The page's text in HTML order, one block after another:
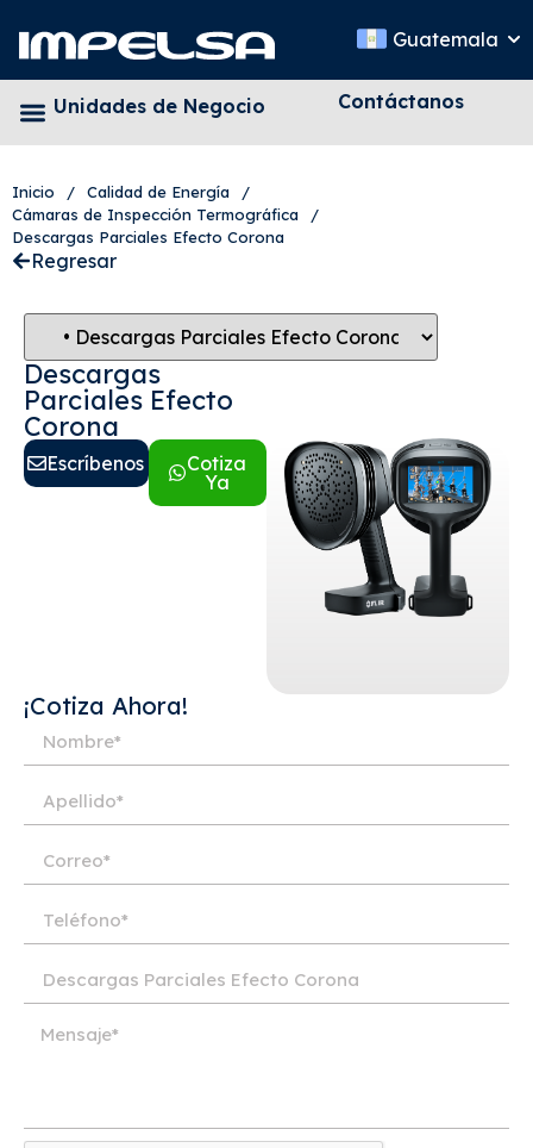
Guatemala
Unidades de Negocio Contáctanos
Inicio / Calidad de Energía
/
Cámaras de Inspección Termográfica
/
Descargas Parciales Efecto Corona
Regresar
Descargas
Parciales Efecto
Corona
Escríbenos
Cotiza
Ya
¡Cotiza Ahora!